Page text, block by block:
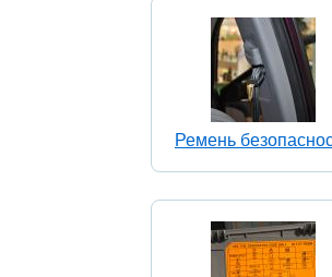
Ремень